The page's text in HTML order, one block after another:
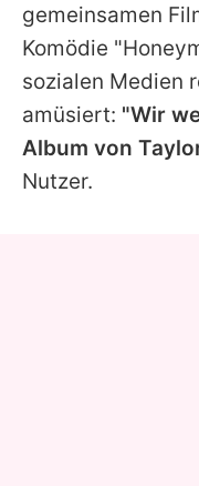
gemeinsamen
Komödie
sozialen Medien
amüsiert: "Wir
Album von
Nutzer.